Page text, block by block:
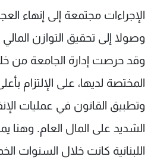
الإجراءات مجتمعة إلى إنهاء
وقد حرصت إدارة الجامعة من
المختصة لديها، على الإلتزام
وتطبيق القانون في عمليات
الشديد على المال العام. وهنا
اللبنانية كانت خلال السنوات